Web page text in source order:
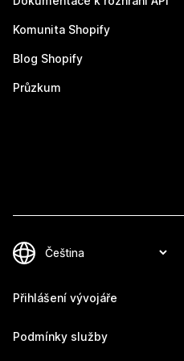
Komunita Shopify
Blog Shopify
Průzkum
Přihlášení vývojáře
Podmínky služby